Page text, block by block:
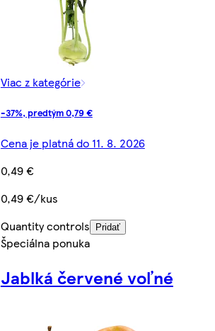
Viac z kategórie
-37%, predtým 0,79 €
Cena je platná do 11. 8. 2026
0,49 €
0,49 €/kus
Quantity controls
Pridať
Špeciálna ponuka
Jablká červené voľné